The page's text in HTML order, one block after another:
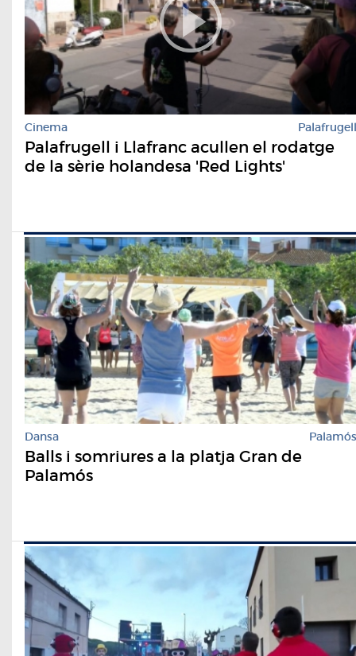
Cinema Palafrugell
Palafrugell i Llafranc acullen el rodatge
de la sèrie holandesa 'Red Lights'
Dansa Palamós
Balls i somriures a la platja Gran de
Palamós